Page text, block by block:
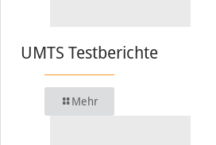
UMTS Testberichte
Mehr